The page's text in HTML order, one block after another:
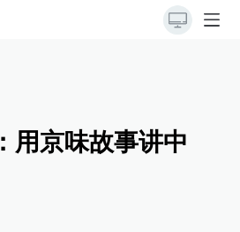
用京味故事讲中